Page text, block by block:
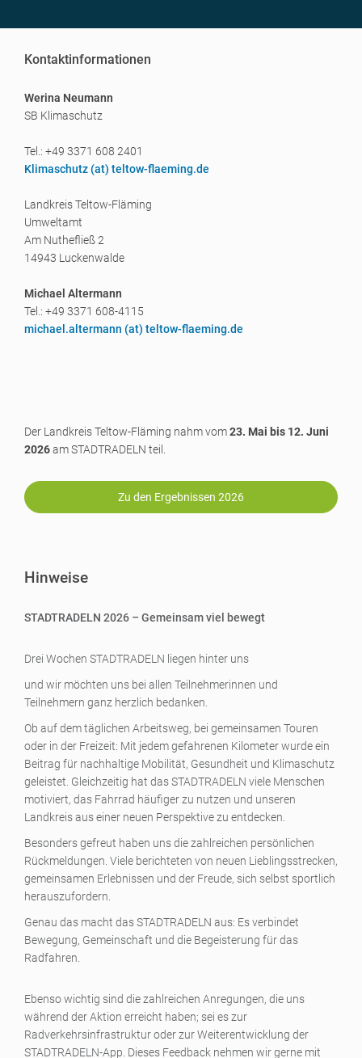
Kontaktinformationen
Werina Neumann
SB Klimaschutz
Tel.: +49 3371 608 2401
Klimaschutz (at) teltow-flaeming.de
Landkreis Teltow-Fläming
Umweltamt
Am Nuthefließ 2
14943 Luckenwalde
Michael Altermann
Tel.: +49 3371 608-4115
michael.altermann (at) teltow-flaeming.de
Der Landkreis Teltow-Fläming nahm vom23. Mai bis 12. Juni
2026am STADTRADELN teil.
Zu den Ergebnissen 2026
Hinweise
STADTRADELN 2026 – Gemeinsam viel bewegt
Drei Wochen STADTRADELN liegen hinter uns
und wir möchten uns bei allen Teilnehmerinnen und
Teilnehmern ganz herzlich bedanken.
Ob auf dem täglichen Arbeitsweg, bei gemeinsamen Touren
oder in der Freizeit: Mit jedem gefahrenen Kilometer wurde ein
Beitrag für nachhaltige Mobilität, Gesundheit und Klimaschutz
geleistet. Gleichzeitig hat das STADTRADELN viele Menschen
motiviert, das Fahrrad häufiger zu nutzen und unseren
Landkreis aus einer neuen Perspektive zu entdecken.
Besonders gefreut haben uns die zahlreichen persönlichen
Rückmeldungen. Viele berichteten von neuen Lieblingsstrecken,
gemeinsamen Erlebnissen und der Freude, sich selbst sportlich
herauszufordern.
Genau das macht das STADTRADELN aus: Es verbindet
Bewegung, Gemeinschaft und die Begeisterung für das
Radfahren.
Ebenso wichtig sind die zahlreichen Anregungen, die uns
während der Aktion erreicht haben; sei es zur
Radverkehrsinfrastruktur oder zur Weiterentwicklung der
STADTRADELN-App. Dieses Feedback nehmen wir gerne mit